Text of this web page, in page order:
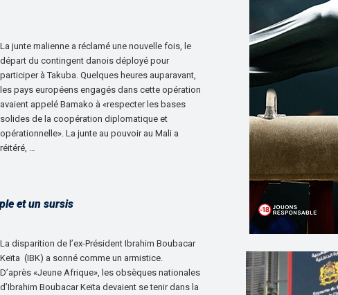
La junte malienne a réclamé une nouvelle fois, le
départ du contingent danois déployé pour
participer à Takuba. Quelques heures auparavant,
les pays européens engagés dans cette opération
avaient appelé Bamako à «respecter les bases
solides de la coopération diplomatique et
opérationnelle». La junte au pouvoir au Mali a
réitéré, …
et un sursis
La disparition de l’ex-Président Ibrahim Boubacar
Keïta (IBK) a sonné comme un armistice.
D’après «Jeune Afrique», les obsèques nationales
d’Ibrahim Boubacar Keïta devaient se tenir dans la